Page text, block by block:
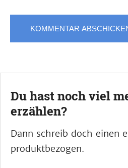
Du hast noch viel
erzählen?
Dann schreib doch einen
produktbezogen.